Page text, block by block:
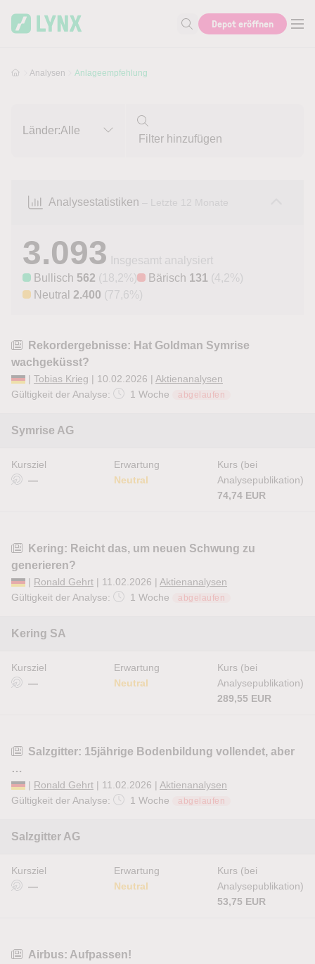
Suche nach Aktie, Autor...
Depot eröffnen
Analysen Anlageempfehlung
Länder:Alle
Analysestatistiken – Letzte 12 Monate
3.093
Insgesamt analysiert
Bullisch 562 (18,2%) Bärisch 131 (4,2%)
Neutral 2.400 (77,6%)
Rekordergebnisse: Hat Goldman Symrise
wachgeküsst?
| Tobias Krieg | 10.02.2026 | Aktienanalysen
Gültigkeit der Analyse:
1 Woche abgelaufen
Symrise AG
Kursziel
—
Erwartung
Neutral
Kurs (bei
Analysepublikation)
74,74 EUR
Kering: Reicht das, um neuen Schwung zu
generieren?
| Ronald Gehrt | 11.02.2026 | Aktienanalysen
Gültigkeit der Analyse:
1 Woche abgelaufen
Kering SA
Kursziel
—
Erwartung
Neutral
Kurs (bei
Analysepublikation)
289,55 EUR
Salzgitter: 15jährige Bodenbildung vollendet, aber
…
| Ronald Gehrt | 11.02.2026 | Aktienanalysen
Gültigkeit der Analyse:
1 Woche abgelaufen
Salzgitter AG
Kursziel
—
Erwartung
Neutral
Kurs (bei
Analysepublikation)
53,75 EUR
Airbus: Aufpassen!